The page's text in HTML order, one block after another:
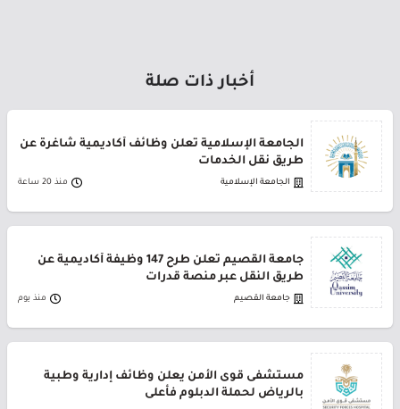
أخبار ذات صلة
الجامعة الإسلامية تعلن وظائف أكاديمية شاغرة عن
طريق نقل الخدمات
الجامعة الإسلامية منذ 20 ساعة
جامعة القصيم تعلن طرح 147 وظيفة أكاديمية عن
طريق النقل عبر منصة قدرات
جامعة القصيم منذ يوم
مستشفى قوى الأمن يعلن وظائف إدارية وطبية
بالرياض لحملة الدبلوم فأعلى